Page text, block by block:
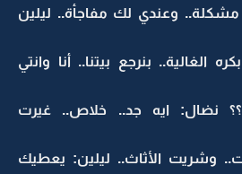
وعندي لك مفاجأة.. ليلين
بنرجع بيتنا.. أنا وانتي
نضال: ايه جد.. خلاص.. غيرت
وشريت الأثاث.. ليلين: يعطيك